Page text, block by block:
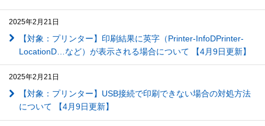
2025年2月21日
【対象：プリンター】印刷結果に英字（Printer-InfoDPrinter-
LocationD…など）が表示される場合について 【4月9日更新】
2025年2月21日
【対象：プリンター】USB接続で印刷できない場合の対処方法
について 【4月9日更新】